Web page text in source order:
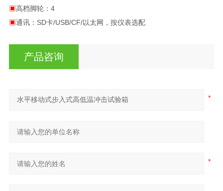
▣高档脚轮：4
▣通讯：SD卡/USB/CF/以太网，按仪表选配
产品咨询